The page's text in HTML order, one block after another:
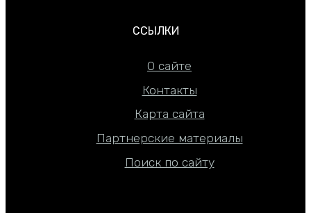
ССЫЛКИ
О сайте
Контакты
Карта сайта
Партнерские материалы
Поиск по сайту